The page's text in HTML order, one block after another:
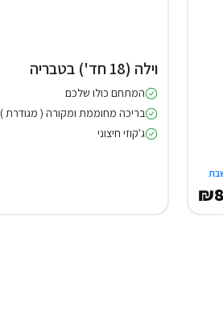
וילה (18 חד') בטבריה
המתחם כולו שלכם
בריכה מחוממת ומקורה ( מגודרת )
ג'קוזי חיצוני